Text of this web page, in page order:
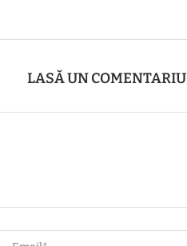
LASĂ UN COMENTARIU